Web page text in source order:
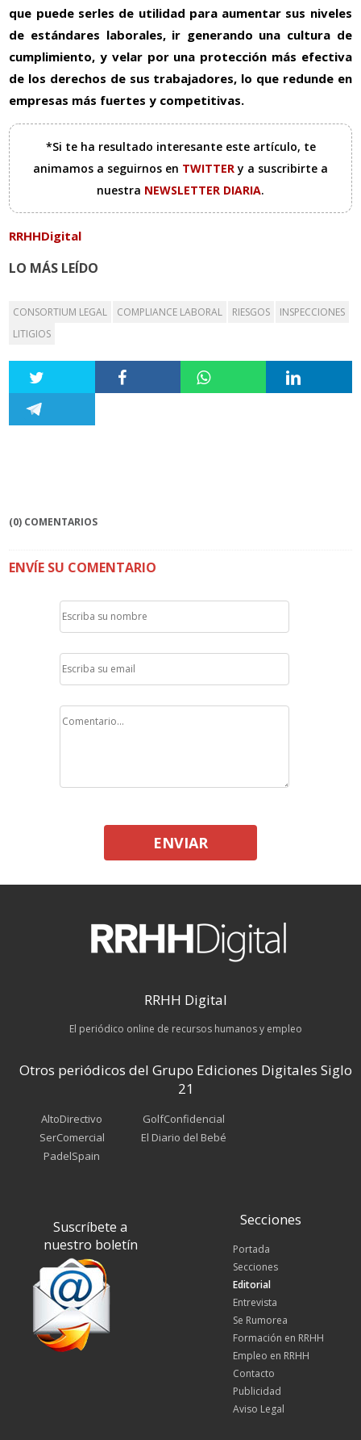
que puede serles de utilidad para aumentar sus niveles
de estándares laborales, ir generando una cultura de
cumplimiento, y velar por una protección más efectiva
de los derechos de sus trabajadores, lo que redunde en
empresas más fuertes y competitivas.
*Si te ha resultado interesante este artículo, te
animamos a seguirnos en TWITTERy a suscribirte a
nuestra NEWSLETTER DIARIA.
RRHHDigital
LO MÁS LEÍDO
CONSORTIUM LEGAL COMPLIANCE LABORAL RIESGOS
INSPECCIONES
LITIGIOS
(0) COMENTARIOS
ENVÍE SU COMENTARIO
ENVIAR
RRHH Digital
El periódico online de recursos humanos y empleo
Otros periódicos del Grupo Ediciones Digitales Siglo
21
AltoDirectivo
SerComercial
PadelSpain
GolfConfidencial
El Diario del Bebé
Suscríbete a
nuestro boletín
Secciones
Portada
Secciones
Editorial
Entrevista
Se Rumorea
Formación en RRHH
Empleo en RRHH
Contacto
Publicidad
Aviso Legal